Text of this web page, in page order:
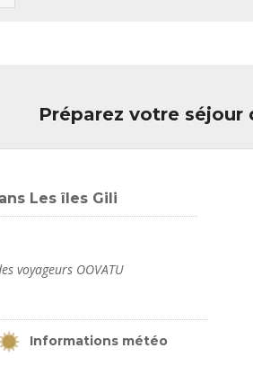
Préparez votre séjour
Les îles Gili
voyageurs OOVATU
Informations météo